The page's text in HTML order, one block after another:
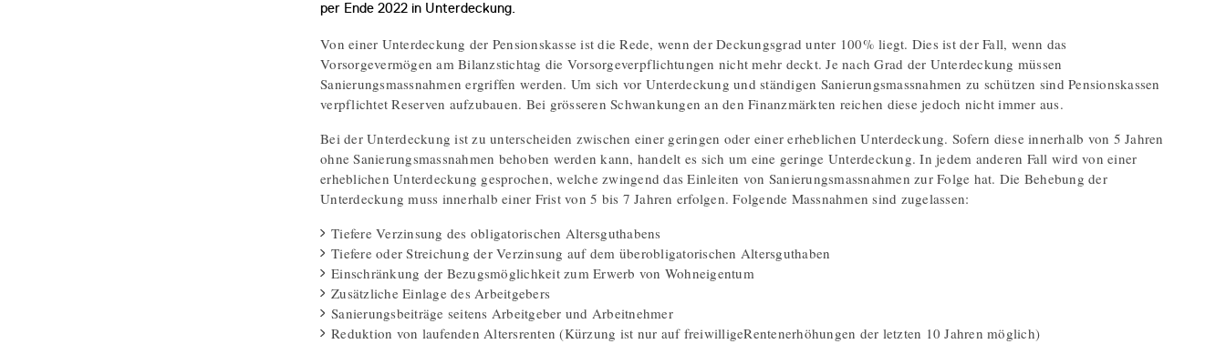
per Ende 2022 in Unterdeckung.
Von einer Unterdeckung der Pensionskasse ist die Rede, wenn der Deckungsgrad unter 100% liegt. Dies ist der Fall, wenn das
Vorsorgevermögen am Bilanzstichtag die Vorsorgeverpflichtungen nicht mehr deckt. Je nach Grad der Unterdeckung müssen
Sanierungsmassnahmen ergriffen werden. Um sich vor Unterdeckung und ständigen Sanierungsmassnahmen zu schützen sind Pensionskassen
verpflichtet Reserven aufzubauen. Bei grösseren Schwankungen an den Finanzmärkten reichen diese jedoch nicht immer aus.
Bei der Unterdeckung ist zu unterscheiden zwischen einer geringen oder einer erheblichen Unterdeckung. Sofern diese innerhalb von 5 Jahren
ohne Sanierungsmassnahmen behoben werden kann, handelt es sich um eine geringe Unterdeckung. In jedem anderen Fall wird von einer
erheblichen Unterdeckung gesprochen, welche zwingend das Einleiten von Sanierungsmassnahmen zur Folge hat. Die Behebung der
Unterdeckung muss innerhalb einer Frist von 5 bis 7 Jahren erfolgen. Folgende Massnahmen sind zugelassen:
Tiefere Verzinsung des obligatorischen Altersguthabens
Tiefere oder Streichung der Verzinsung auf dem überobligatorischen Altersguthaben
Einschränkung der Bezugsmöglichkeit zum Erwerb von Wohneigentum
Zusätzliche Einlage des Arbeitgebers
Sanierungsbeiträge seitens Arbeitgeber und Arbeitnehmer
Reduktion von laufenden Altersrenten (Kürzung ist nur auf freiwilligeRentenerhöhungen der letzten 10 Jahren möglich)